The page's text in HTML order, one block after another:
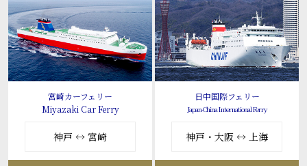
宮崎カーフェリー
Miyazaki Car Ferry
神戸 ↔ 宮崎
日中国際フェリー
Japan-China International Ferry
神戸・大阪 ↔ 上海